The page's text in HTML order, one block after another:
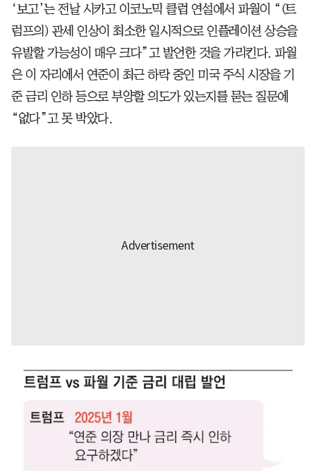
‘보고’는 전날 시카고 이코노믹 클럽 연설에서 파월이 “(트
럼프의) 관세 인상이 최소한 일시적으로 인플레이션 상승을
유발할 가능성이 매우 크다”고 발언한 것을 가리킨다. 파월
은 이 자리에서 연준이 최근 하락 중인 미국 주식 시장을 기
준 금리 인하 등으로 부양할 의도가 있는지를 묻는 질문에
“없다”고 못 박았다.